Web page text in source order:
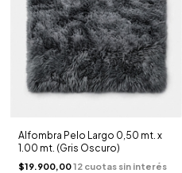
Alfombra Pelo Largo 0,50 mt. x
1.00 mt. (Gris Oscuro)
$19.900,00